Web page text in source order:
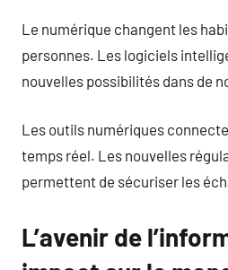
Le numérique changent les
personnes. Les logiciels
nouvelles possibilités dans de
Les outils numériques
temps réel. Les nouvelles
permettent de sécuriser les
L’avenir de